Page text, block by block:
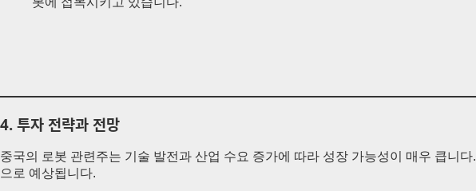
4. 투자 전략과 전망
중국의 로봇 관련주는 기술 발전과 산업 수요 증가에 따라 성장 가능성이 매우 큽니다.
으로 예상됩니다.